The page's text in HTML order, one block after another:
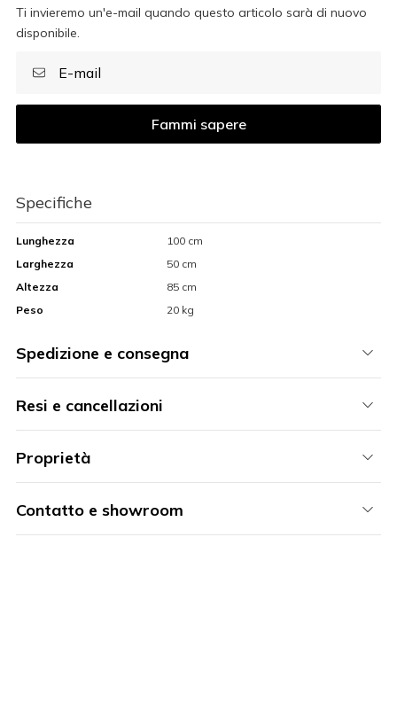
Ti invieremo un'e-mail quando questo articolo sarà di nuovo
disponibile.
Fammi sapere
Specifiche
Lunghezza
100 cm
Larghezza
50 cm
Altezza
85 cm
Peso
20 kg
Spedizione e consegna
Resi e cancellazioni
Proprietà
Contatto e showroom